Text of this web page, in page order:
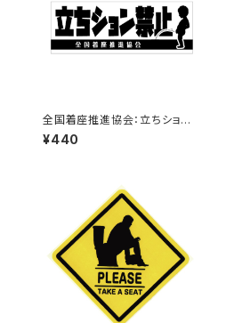
全国着座推進協会：立ちション
禁止ステッカー 6C
¥440